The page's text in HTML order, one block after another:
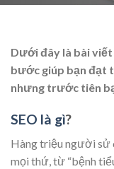
Dưới đây là bài viết
bước giúp bạn đạt
nhưng trước tiên
SEO là gì?
Hàng triệu người sử
mọi thứ, từ “bệnh